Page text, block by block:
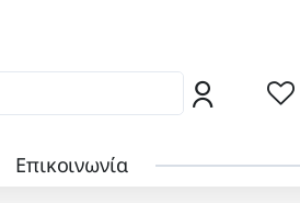
σας από το locker της γειτονιάς σας
Επικοινωνία